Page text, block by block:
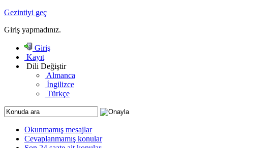
Gezintiyi geç
Giriş yapmadınız.
Giriş
Kayıt
Dili Değiştir
Almanca
İngilizce
Türkçe
Okunmamış mesajlar
Cevaplanmamış konular